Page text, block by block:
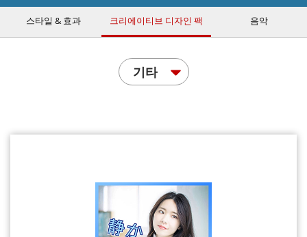
스타일 & 효과 크리에이티브 디자인 팩 음악
기타